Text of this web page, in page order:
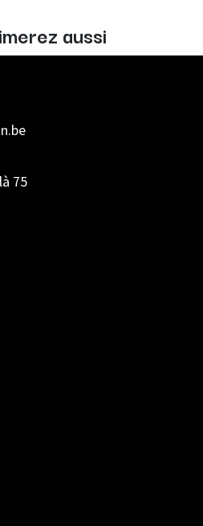
aussi
75